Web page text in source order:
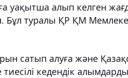
уақытша алып келген
туралы ҚР ҚМ
сатып алуға және
кедендік